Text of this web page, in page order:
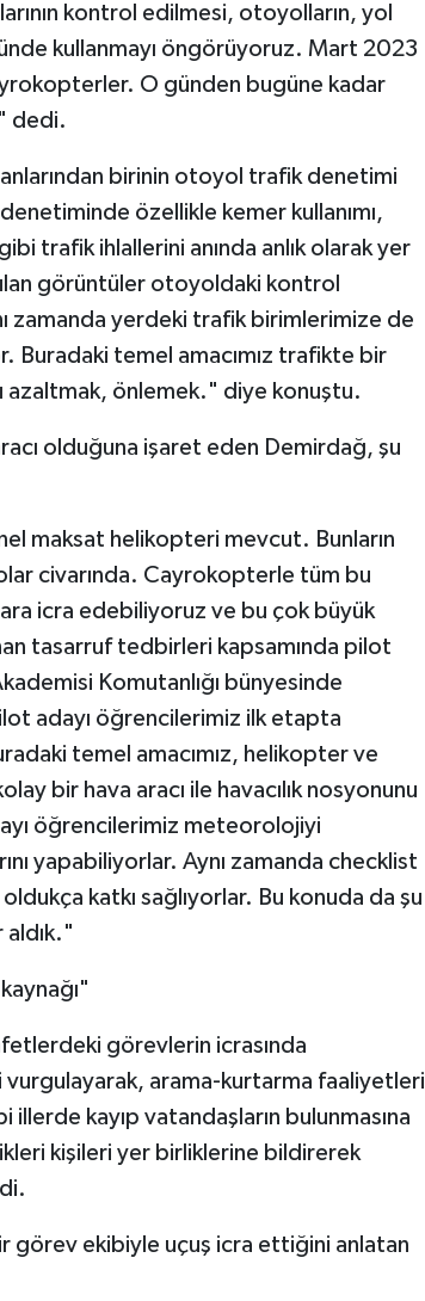
kontrol edilmesi, otoyolların, yol
kullanmayı öngörüyoruz. Mart 2023
O günden bugüne kadar
dedi.
birinin otoyol trafik denetimi
özellikle kemer kullanımı,
trafik ihlallerini anında anlık olarak yer
görüntüler otoyoldaki kontrol
zamanda yerdeki trafik birimlerimize de
Buradaki temel amacımız trafikte bir
azaltmak, önlemek." diye konuştu.
olduğuna işaret eden Demirdağ, şu
maksat helikopteri mevcut. Bunların
civarında. Cayrokopterle tüm bu
icra edebiliyoruz ve bu çok büyük
tasarruf tedbirleri kapsamında pilot
Komutanlığı bünyesinde
adayı öğrencilerimiz ilk etapta
temel amacımız, helikopter ve
bir hava aracı ile havacılık nosyonunu
öğrencilerimiz meteorolojiyi
yapabiliyorlar. Aynı zamanda checklist
katkı sağlıyorlar. Bu konuda da şu
görevlerin icrasında
vurgulayarak, arama-kurtarma faaliyetleri
illerde kayıp vatandaşların bulunmasına
kişileri yer birliklerine bildirerek
görev ekibiyle uçuş icra ettiğini anlatan